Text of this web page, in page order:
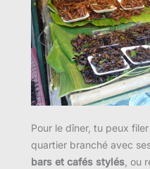
Pour le dîner, tu peux
quartier branché avec
bars et cafés stylés , ou